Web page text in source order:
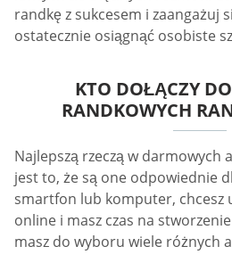
randkę z sukcesem i zaangażuj
ostatecznie osiągnąć osobiste
KTO DOŁĄCZY
RANDKOWYCH
Najlepszą rzeczą w darmowych
jest to, że są one odpowiednie
smartfon lub komputer, chcesz
online i masz czas na
masz do wyboru wiele różnych